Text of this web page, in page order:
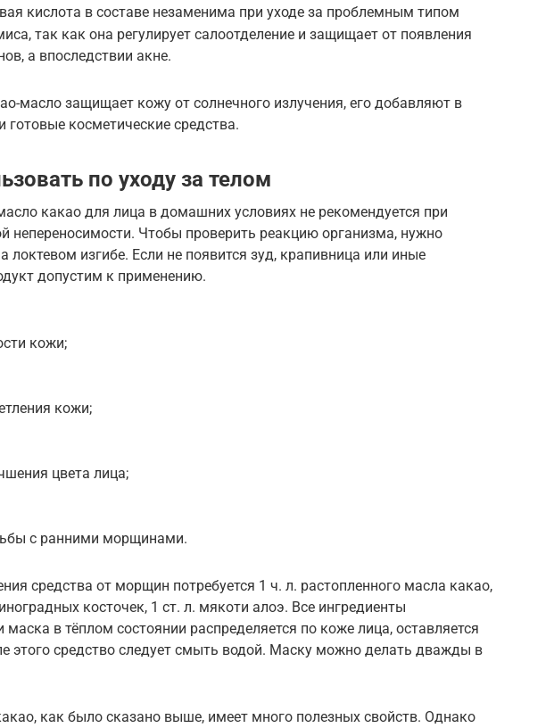
кислота в составе незаменима при уходе за проблемным типом
так как она регулирует салоотделение и защищает от появления
а впоследствии акне.
масло защищает кожу от солнечного излучения, его добавляют в
готовые косметические средства.
по уходу за телом
какао для лица в домашних условиях не рекомендуется при
непереносимости. Чтобы проверить реакцию организма, нужно
локтевом изгибе. Если не появится зуд, крапивница или иные
допустим к применению.
кожи;
кожи;
цвета лица;
с ранними морщинами.
средства от морщин потребуется 1 ч. л. растопленного масла какао,
косточек, 1 ст. л. мякоти алоэ. Все ингредиенты
в тёплом состоянии распределяется по коже лица, оставляется
этого средство следует смыть водой. Маску можно делать дважды в
как было сказано выше, имеет много полезных свойств. Однако